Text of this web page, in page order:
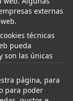
externas
técnicas
pueda
son las únicas
página, para
para poder